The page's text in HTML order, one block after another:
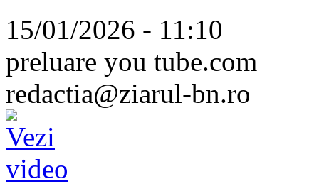
15/01/2026 - 11:10
preluare you tube.com
redactia@ziarul-bn.ro